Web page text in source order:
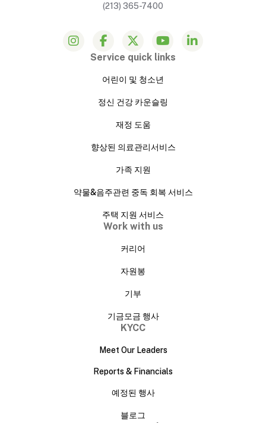
(213) 365-7400
Service quick links
어린이 및 청소년
정신 건강 카운슬링
재정 도움
향상된 의료관리서비스
가족 지원
약물&음주관련 중독 회복 서비스
주택 지원 서비스
Work with us
커리어
자원봉
기부
기금모금 행사
KYCC
Meet Our Leaders
Reports & Financials
예정된 행사
블로그